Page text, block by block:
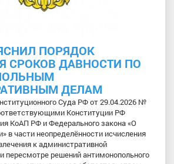
ПОРЯДОК
СРОКОВ ДАВНОСТИ ПО
ДЕЛАМ
Суда РФ от 29.04.2026 №
Конституции РФ
КоАП РФ и Федерального закона «О
в части неопределённости исчисления
к административной
пересмотре решений антимонопольного